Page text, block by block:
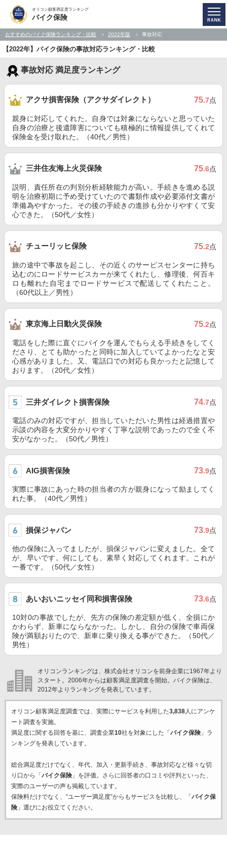
オリコン顧客満足度ランキング
バイク保険
おすすめのバイク保険ランキング・比較 2022年版 事故対応
【2022年】バイク保険の事故対応ランキング・比較
事故対応 満足度ランキング
アクサ損害保険（アクサダイレクト） 75.7点
親身に対応してくれた。自身では対象にならないと思っていた
自身の治療と後遺障害についても積極的に情報提供してくれて
保険金を受け取れた。（40代／男性）
三井住友海上火災保険 75.6点
説明、責任所在の判別分析経験能力が高い。手続きを進める説
明を治療初期に予め受けていたので書類作成や必要添付文書が
準備為やすかった。その後の手続きの進捗も分かりやすくて安
心できた。（50代／女性）
チューリッヒ保険 75.2点
旅の途中で事故を起こし、その近くのサービスセンターに持ち
込むのにロードサービスカーが来てくれたし、修理後、何百キ
ロも離れた自宅までロードサービスで配送してくれたこと。
（60代以上／男性）
東京海上日動火災保険 75.2点
電話をした際に直ぐにバイクを運んでもらえる手続きをしてく
ださり、とても助かったと同時に加入していてよかったなと安
心感がありました。又、電話口での対応も良かったと記憶して
おります。（20代／女性）
三井ダイレクト損害保険 74.7点
電話のみの対応ですが、担当していただいた男性は経過措置や
示談の内容を大変分かりやすく丁寧な説明であったので全く不
安がなかった。（50代／男性）
AIG損害保険 73.9点
実際に事故にあった時の担当者の方が親身になって励ましてく
れた事。（40代／男性）
損保ジャパン 73.9点
他の保険に入ってましたが、損保ジャパンに変えました。全て
が、早いです。何にしても、素早く対応してくれます。これが
一番です。（50代／女性）
あいおいニッセイ同和損害保険 73.6点
10対0の事故でしたが、先方の保険の差定額が低く、全損にか
かわらず、新車にならなかった。しかし、自分の保険で車両保
険が満額おりたので、新車に乗り換える事ができた。（50代／
男性）
オリコンランキングは、株式会社オリコンを前身企業に1967年より
スタート。2006年からは顧客満足度調査を開始。バイク保険は、
2012年よりランキングを発表しています。
オリコン顧客満足度調査では、実際にサービスを利用した3,838人にアンケ
ート調査を実施。
満足度に関する回答を基に、調査企業10社を対象にした「 バイク保険」ラ
ンキングを発表しています。
総合満足度だけでなく、年代、加入・更新手続き、事故対応など様々な切
り口から「 バイク保険」を評価。さらに回答者の口コミや評判といった、
実際のユーザーの声も掲載しています。
保険料だけでなく、“ユーザー満足度”からもサービスを比較し、「 バイク保
険」選びにお役立てください。